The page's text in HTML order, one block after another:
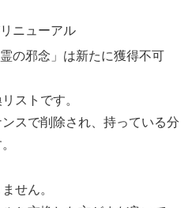
ニューアル
の邪念」は新たに獲得不可
ストです。
スで削除され、持っている分
せん。